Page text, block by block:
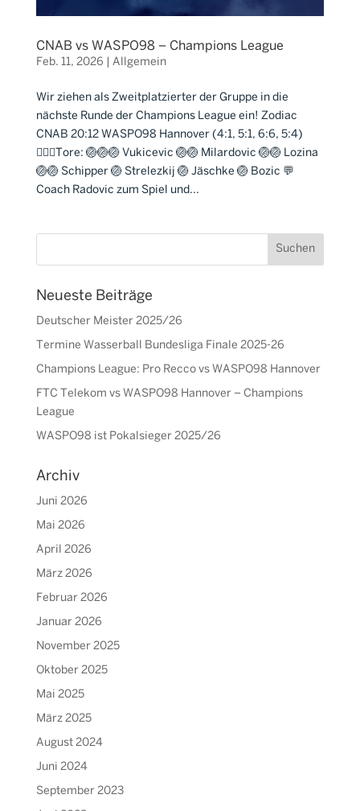
CNAB vs WASPO98 – Champions League
Feb. 11, 2026 Allgemein
Wir ziehen als Zweitplatzierter der Gruppe in die
nächste Runde der Champions League ein! Zodiac
CNAB 20:12 WASPO98 Hannover (4:1, 5:1, 6:6, 5:4)
🤽🏼‍♂️Tore: 🏐🏐🏐 Vukicevic 🏐🏐 Milardovic 🏐🏐 Lozina
🏐🏐 Schipper 🏐 Strelezkij 🏐 Jäschke 🏐 Bozic 💬
Coach Radovic zum Spiel und...
Neueste Beiträge
Deutscher Meister 2025/26
Termine Wasserball Bundesliga Finale 2025-26
Champions League: Pro Recco vs WASPO98 Hannover
FTC Telekom vs WASPO98 Hannover – Champions
League
WASPO98 ist Pokalsieger 2025/26
Archiv
Juni 2026
Mai 2026
April 2026
März 2026
Februar 2026
Januar 2026
November 2025
Oktober 2025
Mai 2025
März 2025
August 2024
Juni 2024
September 2023